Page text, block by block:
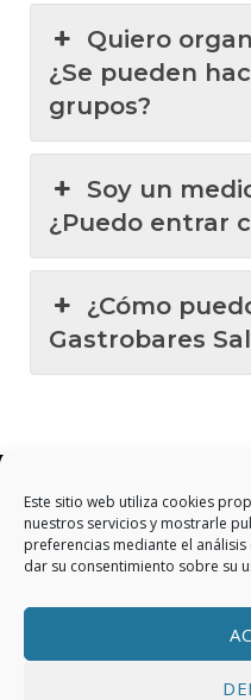
Este sitio web utiliza cookies
nuestros servicios y mostrarle
preferencias mediante el
dar su consentimiento sobre su
Quiero
¿Se pueden
grupos?
Soy un
¿Puedo entrar
¿Cómo
Gastrobares
Aviso Legal|Política